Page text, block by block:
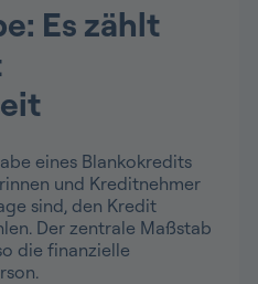
Es zählt
eines Blankokredits
und Kreditnehmer
sind, den Kredit
Der zentrale Maßstab
die finanzielle